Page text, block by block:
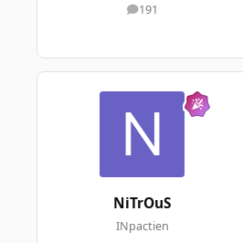
191
messages
NiTrOuS
INpactien